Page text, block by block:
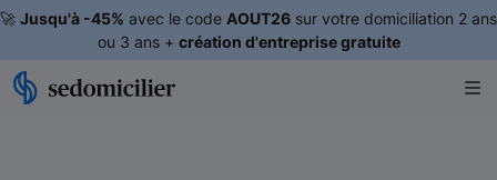
🚀 Jusqu'à -45% avec le code AOUT26 sur votre domiciliation 2 ans
ou 3 ans + création d'entreprise gratuite